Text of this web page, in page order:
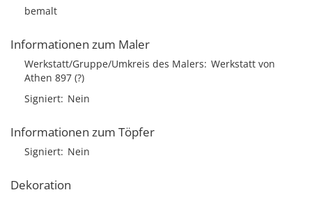
bemalt
Informationen zum Maler
Werkstatt/Gruppe/Umkreis des Malers Werkstatt von
Athen 897 (?)
Signiert Nein
Informationen zum Töpfer
Signiert Nein
Dekoration